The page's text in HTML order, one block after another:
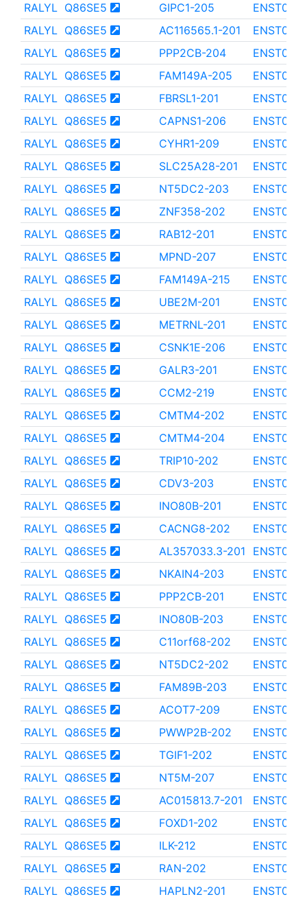
RALYL Q86SE5 GIPC1-205
RALYL Q86SE5 AC116565.1-201
RALYL Q86SE5 PPP2CB-204
RALYL Q86SE5 FAM149A-205
RALYL Q86SE5 FBRSL1-201
RALYL Q86SE5 CAPNS1-206
RALYL Q86SE5 CYHR1-209
RALYL Q86SE5 SLC25A28-201
RALYL Q86SE5 NT5DC2-203
RALYL Q86SE5 ZNF358-202
RALYL Q86SE5 RAB12-201
RALYL Q86SE5 MPND-207
RALYL Q86SE5 FAM149A-215
RALYL Q86SE5 UBE2M-201
RALYL Q86SE5 METRNL-201
RALYL Q86SE5 CSNK1E-206
RALYL Q86SE5 GALR3-201
RALYL Q86SE5 CCM2-219
RALYL Q86SE5 CMTM4-202
RALYL Q86SE5 CMTM4-204
RALYL Q86SE5 TRIP10-202
RALYL Q86SE5 CDV3-203
RALYL Q86SE5 INO80B-201
RALYL Q86SE5 CACNG8-202
RALYL Q86SE5 AL357033.3-201
RALYL Q86SE5 NKAIN4-203
RALYL Q86SE5 PPP2CB-201
RALYL Q86SE5 INO80B-203
RALYL Q86SE5 C11orf68-202
RALYL Q86SE5 NT5DC2-202
RALYL Q86SE5 FAM89B-203
RALYL Q86SE5 ACOT7-209
RALYL Q86SE5 PWWP2B-202
RALYL Q86SE5 TGIF1-202
RALYL Q86SE5 NT5M-207
RALYL Q86SE5 AC015813.7-201
RALYL Q86SE5 FOXD1-202
RALYL Q86SE5 ILK-212
RALYL Q86SE5 RAN-202
RALYL Q86SE5 HAPLN2-201